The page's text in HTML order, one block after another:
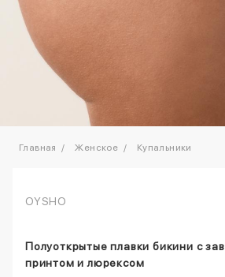
Главная Женское Купальники
OYSHO
Полуоткрытые плавки бикини с
принтом и люрексом